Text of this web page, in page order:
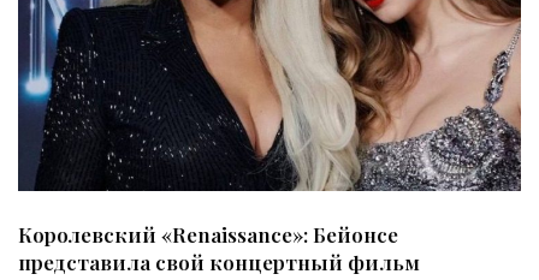
Королевский «Renaissance»: Бейонсе
представила свой концертный фильм